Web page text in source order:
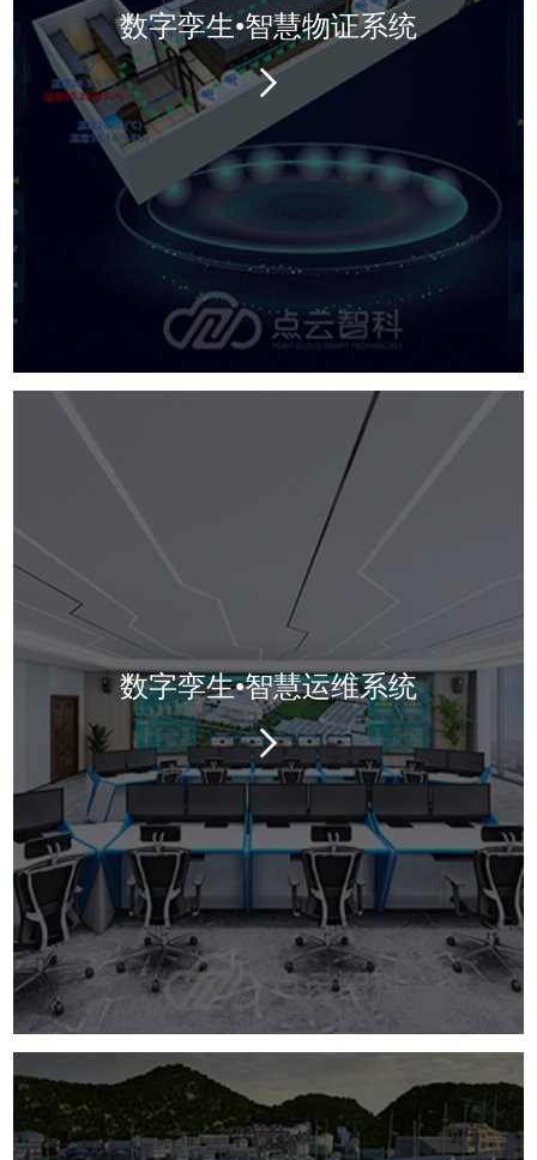
数字孪生•智慧物证系统
数字孪生•智慧运维系统